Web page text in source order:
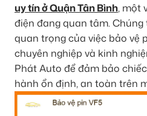
uy tín ở Quận Tân Bình, một
điện đang quan tâm.
quan trọng của việc bảo vệ
chuyên nghiệp và kinh
Phát Auto để đảm bảo
hành ổn định, an toàn trên